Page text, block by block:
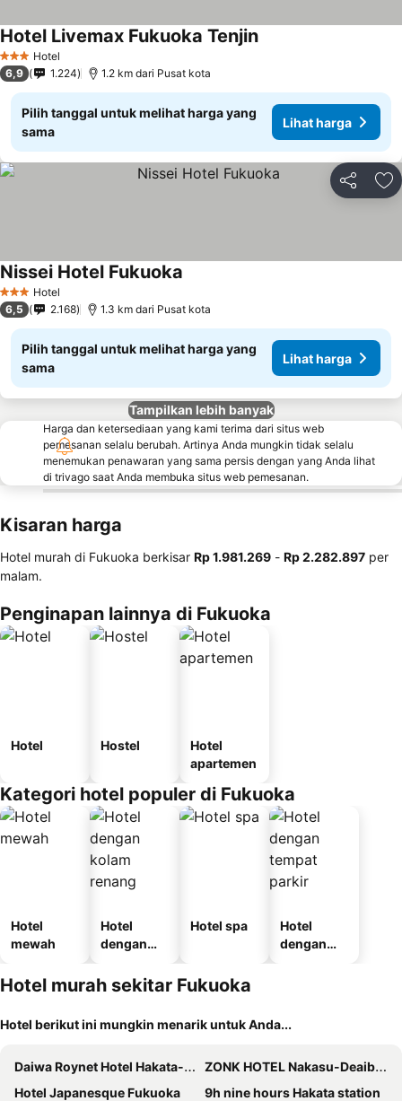
3 BintangHotel
Hotel Livemax Fukuoka TenjinLihat harga
6,9 1.224 1.2 km dari Pusat kota
Pilih tanggal untuk melihat harga yang
sama
Lihat harga
Bagikan
3 BintangHotel
Nissei Hotel Fukuoka
6,5 2.168 1.3 km dari Pusat kota
Pilih tanggal untuk melihat harga yang
sama
Lihat harga
Tampilkan lebih banyak
Harga dan ketersediaan yang kami terima dari situs web
pemesanan selalu berubah. Artinya Anda mungkin tidak selalu
menemukan penawaran yang sama persis dengan yang Anda lihat
di trivago saat Anda membuka situs web pemesanan.
Kisaran harga
Hotel murah di Fukuoka berkisar ‎Rp 1.981.269 - ‎Rp 2.282.897 per
malam.
Penginapan lainnya di Fukuoka
Hotel Hostel
Hotel
apartemen
Kategori hotel populer di Fukuoka
Hotel
mewah
Hotel
dengan
renang
Hotel spa
Hotel
dengan
Hotel murah sekitar Fukuoka
Hotel berikut ini mungkin menarik untuk Anda...
Daiwa Roynet Hotel Hakata-Gion
ZONK HOTEL Nakasu-Deaibashi
Hotel Japanesque Fukuoka
9h nine hours Hakata station